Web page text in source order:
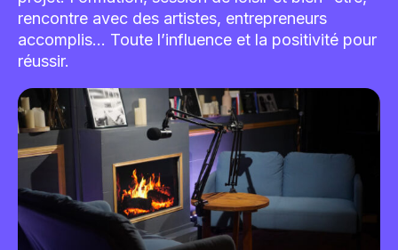
soutenir leurs activités et servir le succès de leur
projet. Formation, session de loisir et bien- être,
rencontre avec des artistes, entrepreneurs
réussir.